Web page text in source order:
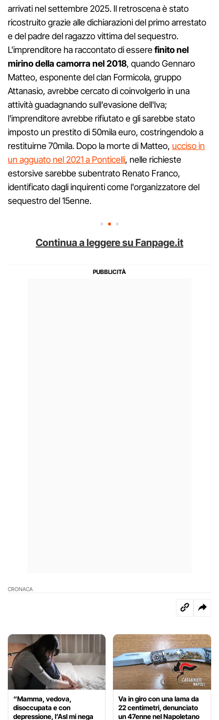
arrivati nel settembre 2025. Il retroscena è stato
ricostruito grazie alle dichiarazioni del primo arrestato
e del padre del ragazzo vittima del sequestro.
L'imprenditore ha raccontato di esserefinito nel
mirino della camorra nel 2018, quando Gennaro
Matteo, esponente del clan Formicola, gruppo
Attanasio, avrebbe cercato di coinvolgerlo in una
attività guadagnando sull'evasione dell'Iva;
l'imprenditore avrebbe rifiutato e gli sarebbe stato
imposto un prestito di 50mila euro, costringendolo a
restituirne 70mila. Dopo la morte di Matteo, ucciso in
un agguato nel 2021 a Ponticelli, nelle richieste
estorsive sarebbe subentrato Renato Franco,
identificato dagli inquirenti come l'organizzatore del
sequestro del 15enne.
Continua a leggere su Fanpage.it
CRONACA
“Mamma, vedova,
disoccupata e con
depressione, l’Asl mi nega
Va in giro con una lama da
22 centimetri, denunciato
un 47enne nel Napoletano